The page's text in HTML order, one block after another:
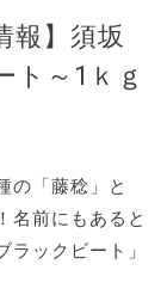
報】須坂
ト～1ｋｇ
の「藤稔」と
名前にもあると
ックビート」